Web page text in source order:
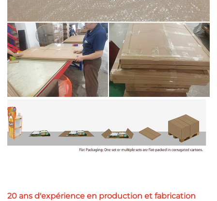
20 ans d'expérience en production et fabrication